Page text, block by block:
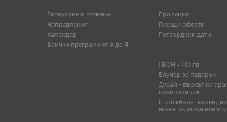
Екскурзии и почивки
Направления
Календар
Всички програми от А до Я
Промоции
Горещи оферти
Потвърдени дати
1 BOH = 1,01 лв.
Ваучер за подарък
Дубай - върхът на
цивилизация
Вълшебният
всяка седмица нов